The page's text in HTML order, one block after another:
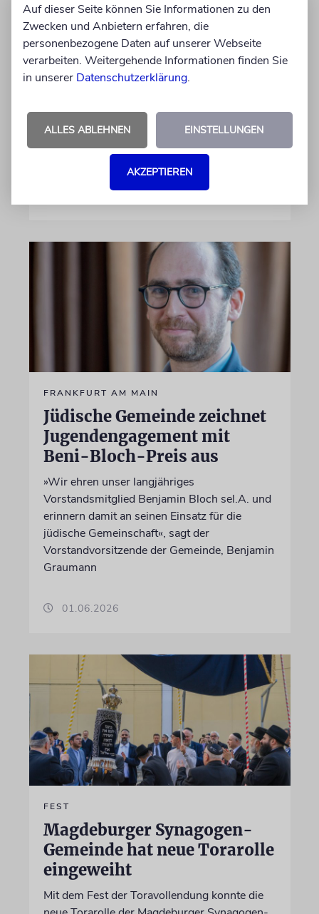
Juden in Sachsen-Anhalt:
Lebendige Gemeinden und
Antisemitismus
Nach dem antisemitischen Anschlag vom 9.
Anhalt 2020 ein Landesprogramm für
jüdisches Leben beschlossen, um die jüdische
Gemeinschaft zu fördern und zu schützen
FRANKFURT AM MAIN
Jüdische Gemeinde zeichnet
Jugendengagement mit
Beni-Bloch-Preis aus
»Wir ehren unser langjähriges
Vorstandsmitglied Benjamin Bloch sel.A. und
erinnern damit an seinen Einsatz für die
jüdische Gemeinschaft«, sagt der
Vorstandvorsitzende der Gemeinde, Benjamin
Graumann
01.06.2026
FEST
Magdeburger Synagogen-
Gemeinde hat neue Torarolle
eingeweiht
Mit dem Fest der Toravollendung konnte die
Auf dieser Seite können Sie Informationen zu den
Zwecken und Anbietern erfahren, die
personenbezogene Daten auf unserer Webseite
verarbeiten. Weitergehende Informationen finden Sie
in unserer Datenschutzerklärung.
ALLES ABLEHNEN EINSTELLUNGEN
AKZEPTIEREN